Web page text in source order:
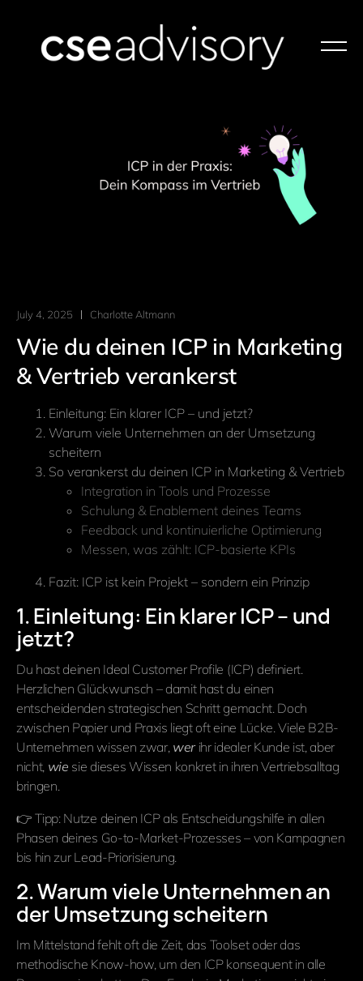
July 4, 2025 Charlotte Altmann
Wie du deinen ICP in Marketing
& Vertrieb verankerst
Einleitung: Ein klarer ICP – und jetzt?
Warum viele Unternehmen an der Umsetzung
scheitern
So verankerst du deinen ICP in Marketing & Vertrieb
Integration in Tools und Prozesse
Schulung & Enablement deines Teams
Feedback und kontinuierliche Optimierung
Messen, was zählt: ICP-basierte KPIs
Fazit: ICP ist kein Projekt – sondern ein Prinzip
1. Einleitung: Ein klarer ICP – und
jetzt?
Du hast deinen Ideal Customer Profile (ICP) definiert.
Herzlichen Glückwunsch – damit hast du einen
entscheidenden strategischen Schritt gemacht. Doch
zwischen Papier und Praxis liegt oft eine Lücke. Viele B2B-
Unternehmen wissen zwar, werihr idealer Kunde ist, aber
nicht, wie sie dieses Wissen konkret in ihren Vertriebsalltag
bringen.
👉 Tipp: Nutze deinen ICP als Entscheidungshilfe in allen
Phasen deines Go-to-Market-Prozesses – von Kampagnen
bis hin zur Lead-Priorisierung.
2. Warum viele Unternehmen an
der Umsetzung scheitern
Im Mittelstand fehlt oft die Zeit, das Toolset oder das
methodische Know-how, um den ICP konsequent in alle